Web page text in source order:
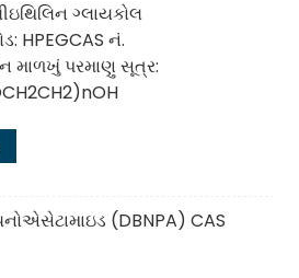
ગ્લાયકોલ
HPEGCAS નં.
માળખું પરમાણુ સૂત્ર: